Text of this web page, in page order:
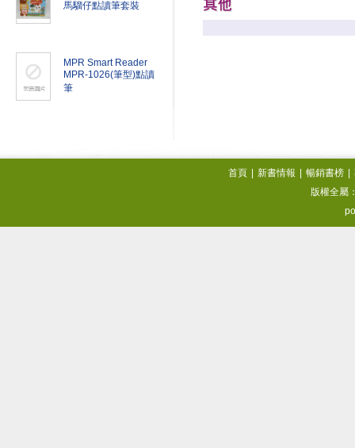
馬騮仔點讀筆套裝
MPR Smart Reader
MPR-1026(筆型)點讀
筆
首頁 新書情報 暢銷書榜
版權全屬